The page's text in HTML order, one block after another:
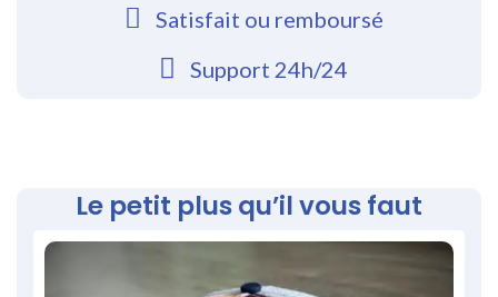
Satisfait ou remboursé
Support 24h/24
Le petit plus qu’il vous faut